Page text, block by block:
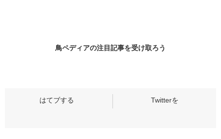
鳥ペディアの注目記事を受け取ろう